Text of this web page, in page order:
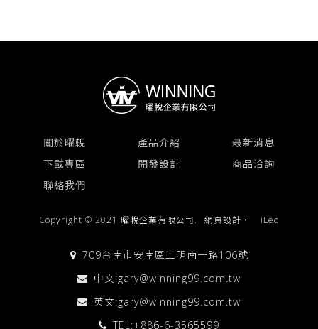
關於曜輗 產品介紹
最新消息
下載專區
開發設計
商品洽詢
聯絡我們
Copyright © 2021 曜輗企業有限公司. 網頁設計 ‧ iLeo
709台南市安南區工明南一路106號
中文:gary@winning99.com.tw
英文:gary@winning99.com.tw
TEL:+886-6-3565599